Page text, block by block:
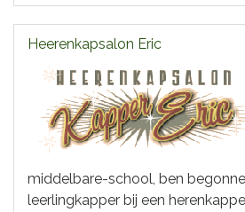
Heerenkapsalon Eric
middelbare-school, ben
leerlingkapper bij een